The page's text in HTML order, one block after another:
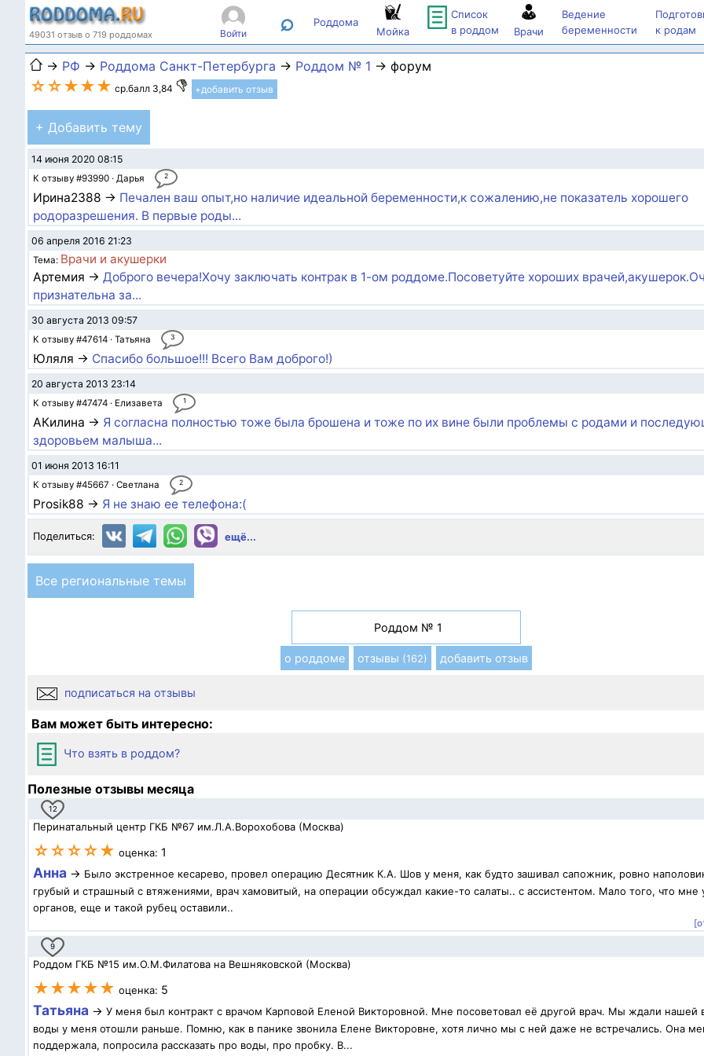
49031 отзыв о 719 роддомах Войти ⌕ Роддома
Мойка
Список
в роддом
Врачи
Ведение
беременности
к родам
→ РФ → Роддома Санкт-Петербурга → Роддом № 1 → форум
☆☆★★★ ср.балл 3,84 +добавить отзыв
+ Добавить тему
14 июня 2020 08:15
К отзыву #93990 · Дарья 2
Ирина2388 → Печален ваш опыт,но наличие идеальной беременности,к сожалению,не показатель хорошего
родоразрешения. В первые роды...
06 апреля 2016 21:23
Тема: Врачи и акушерки
Артемия → Доброго вечера!Хочу заключать контрак в 1-ом роддоме.Посоветуйте хороших
признательна за...
30 августа 2013 09:57
К отзыву #47614 · Татьяна 3
Юляля → Спасибо большое!!! Всего Вам доброго!)
20 августа 2013 23:14
К отзыву #47474 · Елизавета 1
АКилина → Я согласна полностью тоже была брошена и тоже по их вине были проблемы с родами и
здоровьем малыша...
01 июня 2013 16:11
К отзыву #45667 · Светлана 2
Prosik88 → Я не знаю ее телефона:(
Поделиться: ещё...
Все региональные темы
Роддом № 1
о роддоме отзывы (162) добавить отзыв
подписаться на отзывы
Вам может быть интересно:
Что взять в роддом?
Полезные отзывы месяца
12
Перинатальный центр ГКБ №67 им.Л.А.Ворохобова (Москва)
☆☆☆☆★ оценка: 1
Анна → Было экстренное кесарево, провел операцию Десятник К.А. Шов у меня, как будто зашивал сапожник, ровно
грубый и страшный с втяжениями, врач хамовитый, на операции обсуждал какие-то салаты.. с ассистентом. Мало того, что мне
органов, еще и такой рубец оставили..
9
Роддом ГКБ №15 им.О.М.Филатова на Вешняковской (Москва)
★★★★★ оценка: 5
Татьяна → У меня был контракт с врачом Карповой Еленой Викторовной. Мне посоветовал её другой врач. Мы ждали нашей
воды у меня отошли раньше. Помню, как в панике звонила Елене Викторовне, хотя лично мы с ней даже не встречались. Она
поддержала, попросила рассказать про воды, про пробку. В...